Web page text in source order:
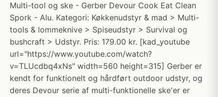
Multi-tool og ske - Gerber Devour Cook Eat Clean
Spork - Alu. Kategori: Køkkenudstyr & mad > Multi-
tools & lommeknive > Spiseudstyr > Survival og
bushcraft > Udstyr. Pris: 179.00 kr. [kad_youtube
url="https://www.youtube.com/watch?
v=TLUcdbq4xNs" width=560 height=315] Gerber er
kendt for funktionelt og hårdført outdoor udstyr, og
deres Devour serie af multi-funktionelle ske'er er